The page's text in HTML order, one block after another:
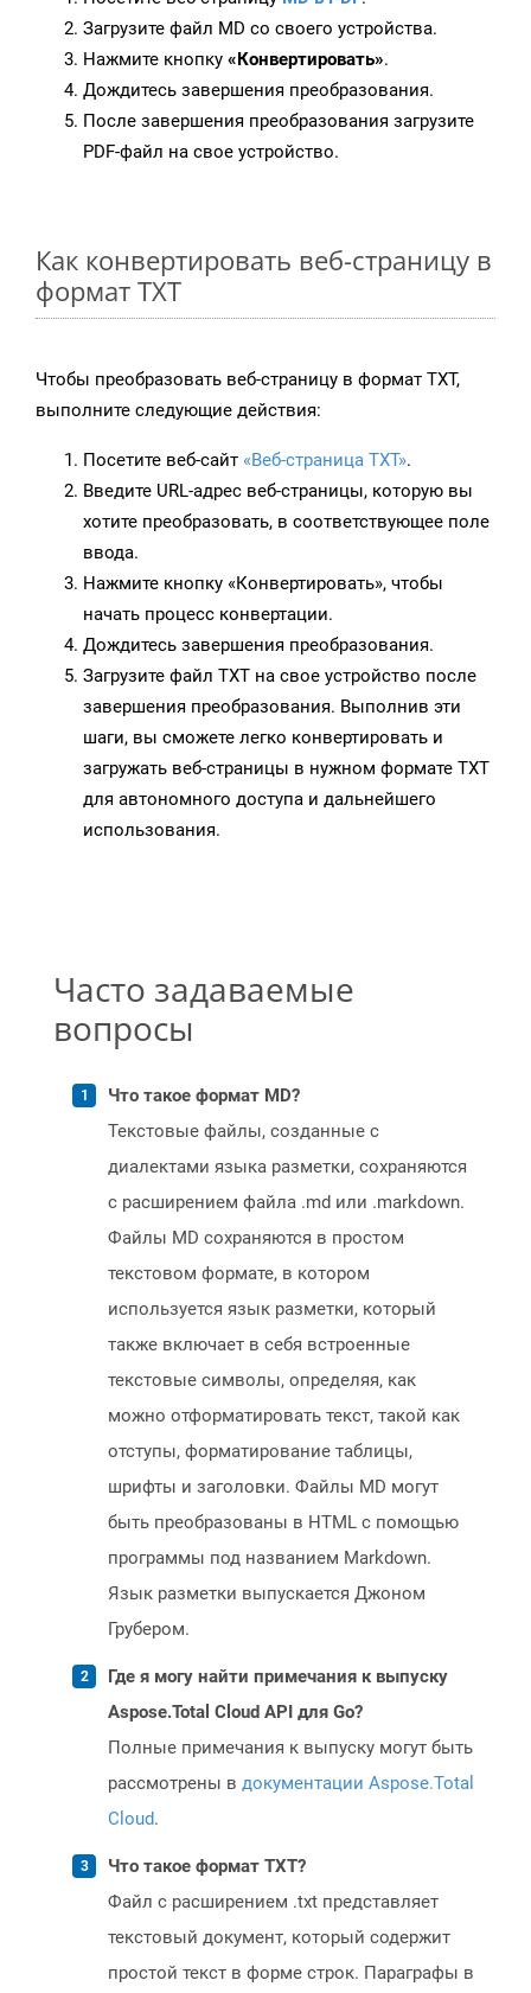
Загрузите файл MD со своего устройства.
Нажмите кнопку «Конвертировать».
Дождитесь завершения преобразования.
После завершения преобразования загрузите
PDF-файл на свое устройство.
Как конвертировать веб-страницу в
формат TXT
Чтобы преобразовать веб-страницу в формат TXT,
выполните следующие действия:
Посетите веб-сайт «Веб-страница TXT».
Введите URL-адрес веб-страницы, которую вы
хотите преобразовать, в соответствующее поле
ввода.
Нажмите кнопку «Конвертировать», чтобы
начать процесс конвертации.
Дождитесь завершения преобразования.
Загрузите файл TXT на свое устройство после
завершения преобразования. Выполнив эти
шаги, вы сможете легко конвертировать и
загружать веб-страницы в нужном формате TXT
для автономного доступа и дальнейшего
использования.
Часто задаваемые
вопросы
Что такое формат MD?
Текстовые файлы, созданные с
диалектами языка разметки, сохраняются
с расширением файла .md или .markdown.
Файлы MD сохраняются в простом
текстовом формате, в котором
используется язык разметки, который
также включает в себя встроенные
текстовые символы, определяя, как
можно отформатировать текст, такой как
отступы, форматирование таблицы,
шрифты и заголовки. Файлы MD могут
быть преобразованы в HTML с помощью
программы под названием Markdown.
Язык разметки выпускается Джоном
Грубером.
Где я могу найти примечания к выпуску
Aspose.Total Cloud API для Go?
Полные примечания к выпуску могут быть
рассмотрены в документации Aspose.Total
Cloud.
Что такое формат TXT?
Файл с расширением .txt представляет
текстовый документ, который содержит
простой текст в форме строк. Параграфы в